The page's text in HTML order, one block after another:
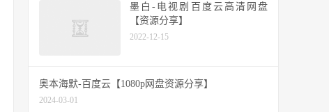
墨白-电视剧百度云高清网盘
【资源分享】
2022-12-15
奥本海默-百度云【1080p网盘资源分享】
2024-03-01